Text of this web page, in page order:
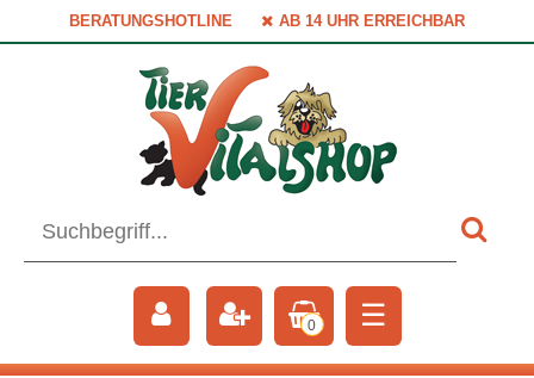
BERATUNGSHOTLINE AB 14 UHR ERREICHBAR
0 ☰